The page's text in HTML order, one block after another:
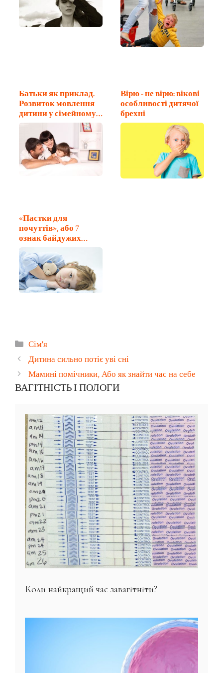
Батьки як приклад.
Розвиток мовлення
дитини у сімейному
колі
Вірю - не вірю: вікові
особливості дитячої
брехні
«Пастки для
почуттів», або 7
ознак байдужих
батьків
Категорії
Сім'я
Дитина сильно потіє уві сні
Мамині помічники, Або як знайти час на себе
ВАГІТНІСТЬ І ПОЛОГИ
Коли найкращий час завагітніти?